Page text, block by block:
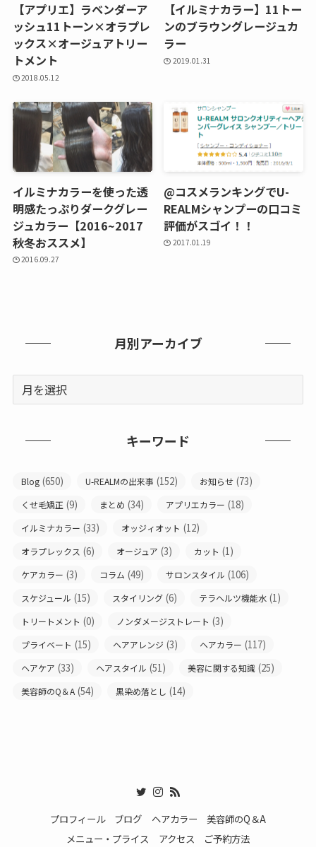
【アプリエ】ラベンダーア
ッシュ11トーン×オラプレ
ックス×オージュアトリー
トメント
2018.05.12
【イルミナカラー】11トー
ンのブラウングレージュカ
ラー
2019.01.31
イルミナカラーを使った透
明感たっぷりダークグレー
ジュカラー【2016~2017
秋冬おススメ】
2016.09.27
@コスメランキングでU-
REALMシャンプーの口コミ
評価がスゴイ！！
2017.01.19
月別アーカイブ
キーワード
Blog (650) U-REALMの出来事 (152) お知らせ (73)
くせ毛矯正 (9) まとめ (34) アプリエカラー (18)
イルミナカラー (33) オッジィオット (12)
オラプレックス (6) オージュア (3) カット (1)
ケアカラー (3) コラム (49) サロンスタイル (106)
スケジュール (15) スタイリング (6) テラヘルツ機能水 (1)
トリートメント (0) ノンダメージストレート (3)
プライベート (15) ヘアアレンジ (3) ヘアカラー (117)
ヘアケア (33) ヘアスタイル (51) 美容に関する知識 (25)
美容師のQ＆A (54) 黒染め落とし (14)
プロフィール ブログ ヘアカラー
美容師のQ＆A
メニュー・プライス
アクセス ご予約方法